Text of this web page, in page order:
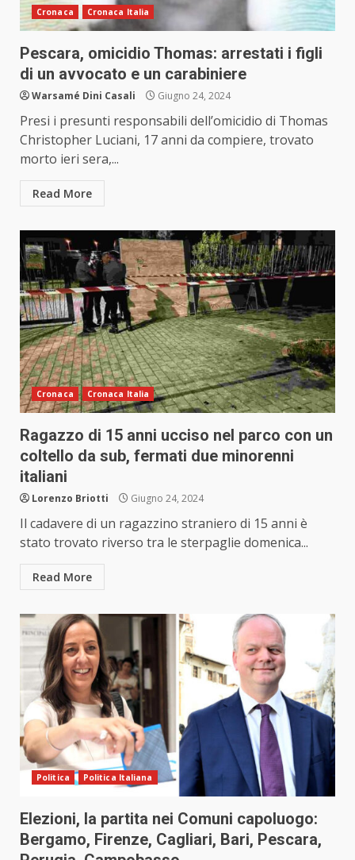
Cronaca Cronaca Italia
Pescara, omicidio Thomas: arrestati i figli
di un avvocato e un carabiniere
Warsamé Dini Casali Giugno 24, 2024
Presi i presunti responsabili dell’omicidio di Thomas
Christopher Luciani, 17 anni da compiere, trovato
morto ieri sera,...
Read More
Cronaca Cronaca Italia
Ragazzo di 15 anni ucciso nel parco con un
coltello da sub, fermati due minorenni
italiani
Lorenzo Briotti Giugno 24, 2024
Il cadavere di un ragazzino straniero di 15 anni è
stato trovato riverso tra le sterpaglie domenica...
Read More
Politica Politica Italiana
Elezioni, la partita nei Comuni capoluogo:
Bergamo, Firenze, Cagliari, Bari, Pescara,